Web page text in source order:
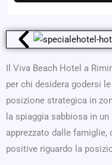
Il Viva Beach Hotel a
per chi desidera godersi
posizione strategica in
la spiaggia sabbiosa in
apprezzato dalle
positive riguardo la